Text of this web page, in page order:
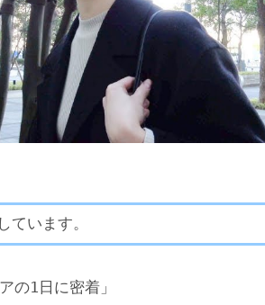
います。
の1日に密着」